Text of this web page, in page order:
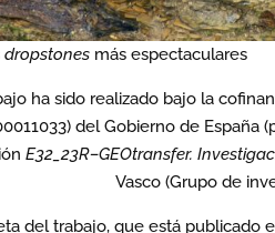
dropstones más espectaculares
ha sido realizado bajo la
del Gobierno de España
E32_23R–GEOtransfer.
Vasco (Grupo de
del trabajo, que está publicado